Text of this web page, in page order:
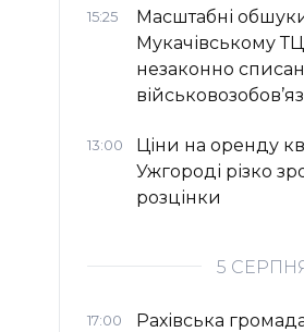
15:25
Масштабні
Мукачівському
незаконно
13:00
Ціни на оренду
Ужгороді різко
розцінки
5
17:00
Рахівська